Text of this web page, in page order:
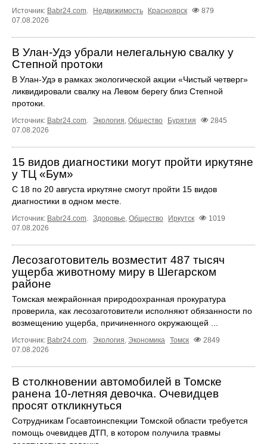
Источник: Babr24.com Недвижимость Красноярск
879
07.08.2026
В Улан-Удэ убрали нелегальную свалку у
Степной протоки
В Улан-Удэ в рамках экологической акции «Чистый четверг»
ликвидировали свалку на Левом берегу близ Степной
протоки.
Источник: Babr24.com. Экология, Общество Бурятия
2845
07.08.2026
15 видов диагностики могут пройти иркутяне
у ТЦ «Бум»
С 18 по 20 августа иркутяне смогут пройти 15 видов
диагностики в одном месте.
Источник: Babr24.com. Здоровье, Общество Иркутск
1019
07.08.2026
Лесозаготовитель возместит 487 тысяч
ущерба животному миру в Шегарском
районе
Томская межрайонная природоохранная прокуратура
проверила, как лесозаготовители исполняют обязанности по
возмещению ущерба, причиненного окружающей ...
Источник: Babr24.com. Экология, Экономика Томск
2849
07.08.2026
В столкновении автомобилей в Томске
ранена 10-летняя девочка. Очевидцев
просят откликнуться
Сотрудникам Госавтоинспекции Томской области требуется
помощь очевидцев ДТП, в котором получила травмы